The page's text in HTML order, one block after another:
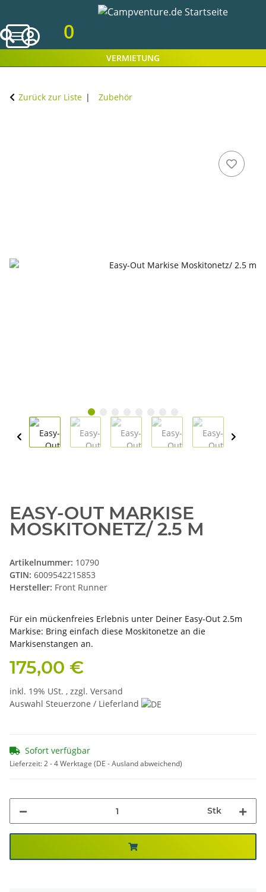
0
VERMIETUNG
Zurück zur Liste Zubehör
EASY-OUT MARKISE
MOSKITONETZ/ 2.5 M
Artikelnummer: 10790
GTIN: 6009542215853
Hersteller: Front Runner
Für ein mückenfreies Erlebnis unter Deiner Easy-Out 2.5m
Markise: Bring einfach diese Moskitonetze an die
Markisenstangen an.
175,00 €
inkl. 19% USt. , zzgl. Versand
Auswahl Steuerzone / Lieferland
Sofort verfügbar
Lieferzeit:2 - 4 Werktage (DE - Ausland abweichend)
Stk